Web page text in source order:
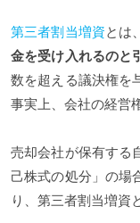
第三者割当増資とは、
金を受け入れるのと
数を超える議決権を
事実上、会社の経営
売却会社が保有する
己株式の処分」の場
り、第三者割当増資